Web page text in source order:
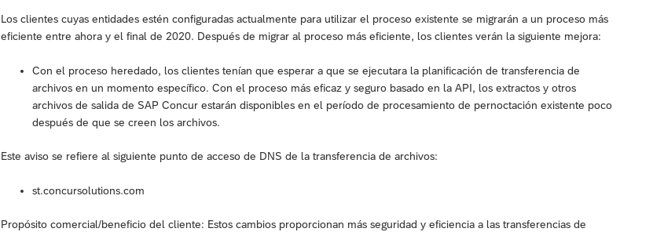
Los clientes cuyas entidades estén configuradas actualmente para utilizar el proceso existente se migrarán a un proceso más
eficiente entre ahora y el final de 2020. Después de migrar al proceso más eficiente, los clientes verán la siguiente mejora:
Con el proceso heredado, los clientes tenían que esperar a que se ejecutara la planificación de transferencia de
archivos en un momento específico. Con el proceso más eficaz y seguro basado en la API, los extractos y otros
archivos de salida de SAP Concur estarán disponibles en el período de procesamiento de pernoctación existente poco
después de que se creen los archivos.
Este aviso se refiere al siguiente punto de acceso de DNS de la transferencia de archivos:
st.concursolutions.com
Propósito comercial/beneficio del cliente: Estos cambios proporcionan más seguridad y eficiencia a las transferencias de